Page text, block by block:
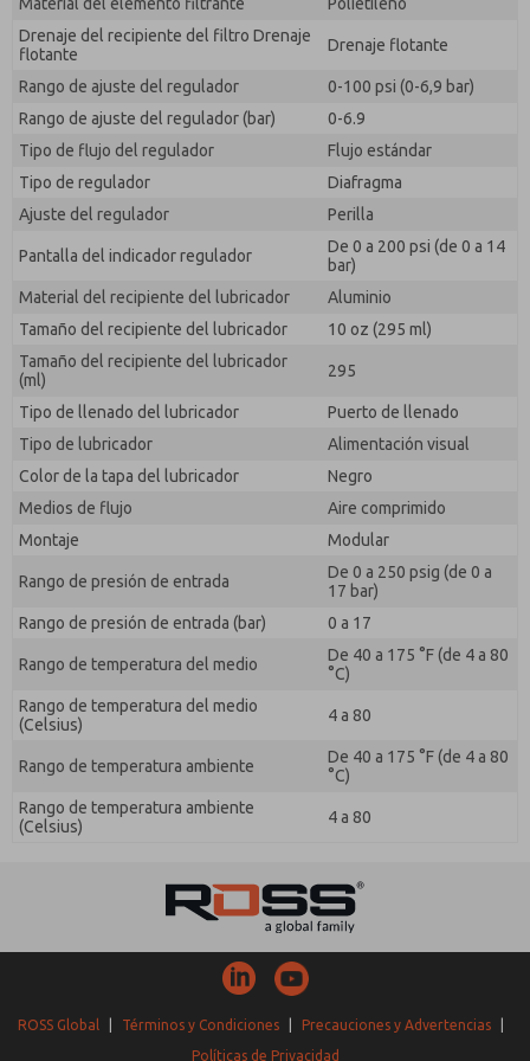
Drenaje del recipiente del filtro Drenaje
flotante
Drenaje flotante
Rango de ajuste del regulador
0-100 psi (0-6,9 bar)
Rango de ajuste del regulador (bar)
0-6.9
Tipo de flujo del regulador
Flujo estándar
Tipo de regulador
Diafragma
Ajuste del regulador
Perilla
Pantalla del indicador regulador
De 0 a 200 psi (de 0 a 14
bar)
Material del recipiente del lubricador
Aluminio
Tamaño del recipiente del lubricador
10 oz (295 ml)
Tamaño del recipiente del lubricador
(ml)
295
Tipo de llenado del lubricador
Puerto de llenado
Tipo de lubricador
Alimentación visual
Color de la tapa del lubricador
Negro
Medios de flujo
Aire comprimido
Montaje
Modular
Rango de presión de entrada
De 0 a 250 psig (de 0 a
17 bar)
Rango de presión de entrada (bar)
0 a 17
Rango de temperatura del medio
De 40 a 175 °F (de 4 a 80
°C)
Rango de temperatura del medio
(Celsius)
4 a 80
Rango de temperatura ambiente
De 40 a 175 °F (de 4 a 80
°C)
Rango de temperatura ambiente
(Celsius)
4 a 80
ROSS Global Términos y Condiciones Precauciones y Advertencias
Políticas de Privacidad